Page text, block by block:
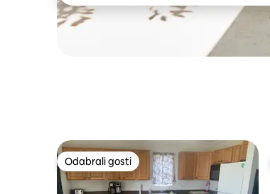
Odabrali gosti
Odabrali gosti